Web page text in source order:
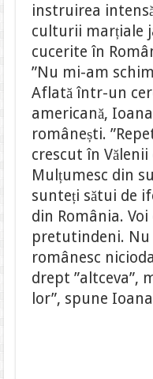
instruirea
culturii marțiale
cucerite în
”Nu mi-am
Aflată într-un
americană,
românești.
crescut în
Mulțumesc din
sunteți sătui de
din România.
pretutindeni. Nu
românesc
drept ”altceva”,
lor”, spune